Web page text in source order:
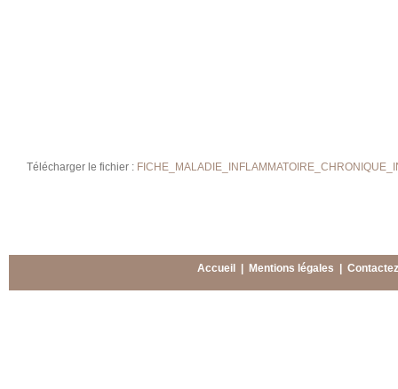
Télécharger le fichier :
Accueil Mentions légales